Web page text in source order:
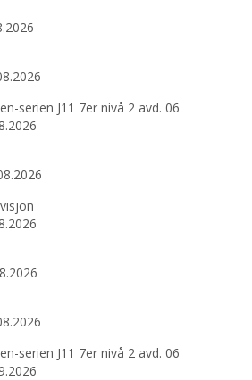
serien J11 7er nivå 2 avd. 06
serien J11 7er nivå 2 avd. 06